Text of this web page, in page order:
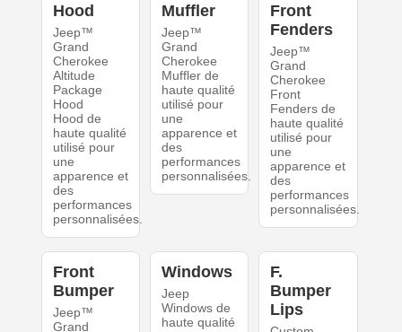
Hood
Jeep™
Grand
Cherokee
Altitude
Package
Hood
Hood de
haute qualité
utilisé pour
une
apparence et
des
performances
personnalisées.
Muffler
Jeep™
Grand
Cherokee
Muffler de
haute qualité
utilisé pour
une
apparence et
des
performances
personnalisées.
Front
Fenders
Jeep™
Grand
Cherokee
Front
Fenders de
haute qualité
utilisé pour
une
apparence et
des
performances
personnalisées.
Front
Bumper
Jeep™
Grand
Windows
Jeep
Windows de
haute qualité
F.
Bumper
Lips